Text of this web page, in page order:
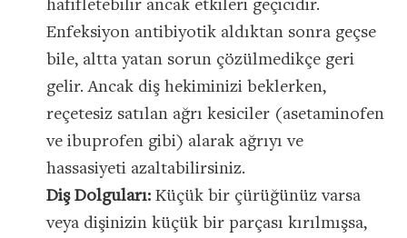
hafifletebilir ancak etkileri geçicidir.
Enfeksiyon antibiyotik aldıktan sonra geçse
bile, altta yatan sorun çözülmedikçe geri
gelir. Ancak diş hekiminizi beklerken,
reçetesiz satılan ağrı kesiciler (asetaminofen
ve ibuprofen gibi) alarak ağrıyı ve
hassasiyeti azaltabilirsiniz.
Diş Dolguları:Küçük bir çürüğünüz varsa
veya dişinizin küçük bir parçası kırılmışsa,